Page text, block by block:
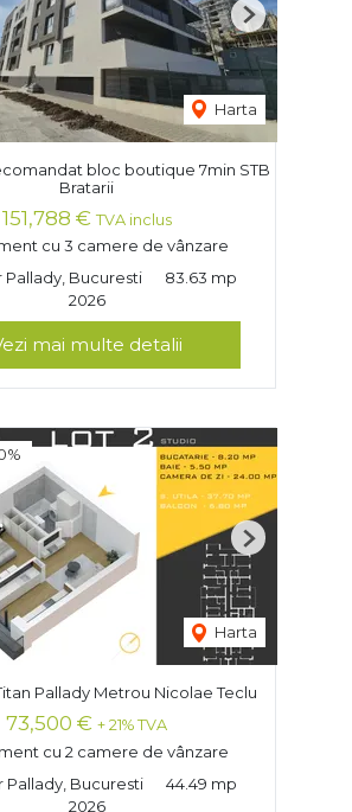
Harta
Next
bloc boutique 7min STB
Bratarii
151,788 € TVA inclus
cu 3 camere de vânzare
Pallady, Bucuresti
83.63 mp
2026
mai multe detalii
Harta
Next
Pallady Metrou Nicolae Teclu
73,500 € + 21% TVA
cu 2 camere de vânzare
Pallady, Bucuresti
44.49 mp
2026